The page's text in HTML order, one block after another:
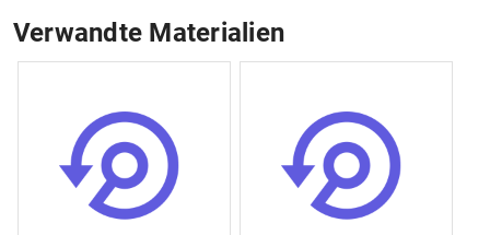
Verwandte Materialien